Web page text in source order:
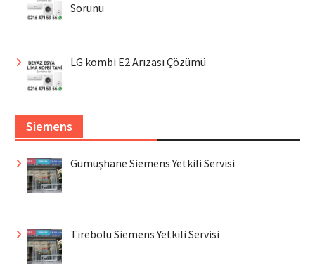
Sorunu
LG kombi E2 Arızası Çözümü
Siemens
Gümüşhane Siemens Yetkili Servisi
Tirebolu Siemens Yetkili Servisi